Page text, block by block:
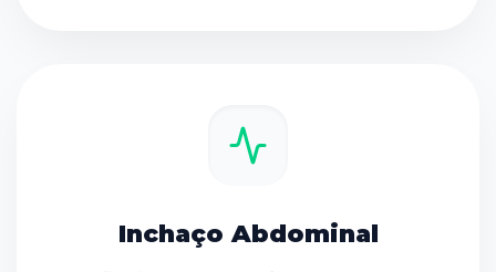
Inchaço Abdominal